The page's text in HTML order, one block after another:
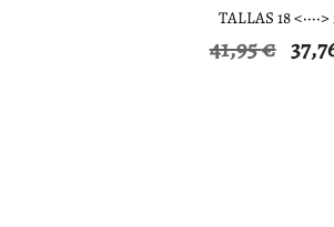
TALLAS 18
41,95€
El
precio